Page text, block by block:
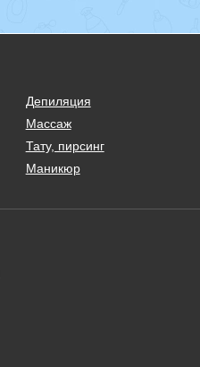
Депиляция
Массаж
Тату, пирсинг
Маникюр